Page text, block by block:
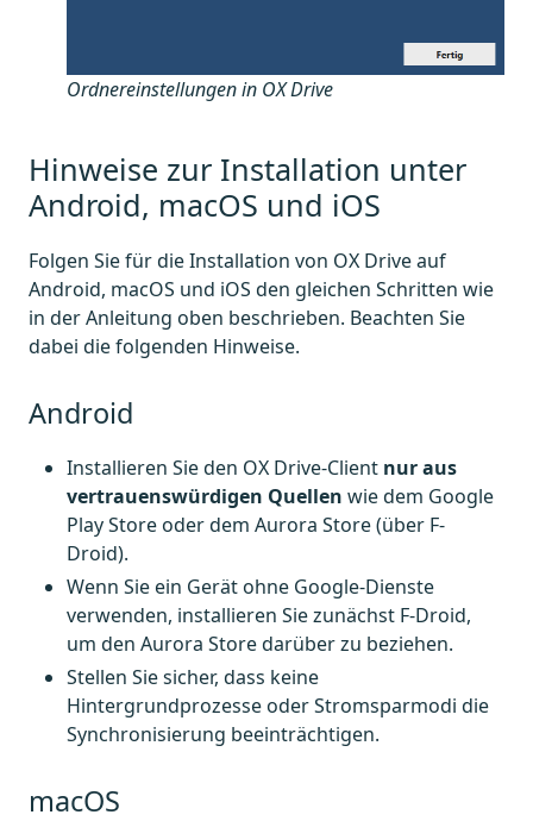
Ordnereinstellungen in OX Drive
Hinweise zur Installation unter
Android, macOS und iOS
Folgen Sie für die Installation von OX Drive auf
Android, macOS und iOS den gleichen Schritten wie
in der Anleitung oben beschrieben. Beachten Sie
dabei die folgenden Hinweise.
Android
Installieren Sie den OX Drive-Client nur aus
vertrauenswürdigen Quellen wie dem Google
Play Store oder dem Aurora Store (über F-
Droid).
Wenn Sie ein Gerät ohne Google-Dienste
verwenden, installieren Sie zunächst F-Droid,
um den Aurora Store darüber zu beziehen.
Stellen Sie sicher, dass keine
Hintergrundprozesse oder Stromsparmodi die
Synchronisierung beeinträchtigen.
macOS